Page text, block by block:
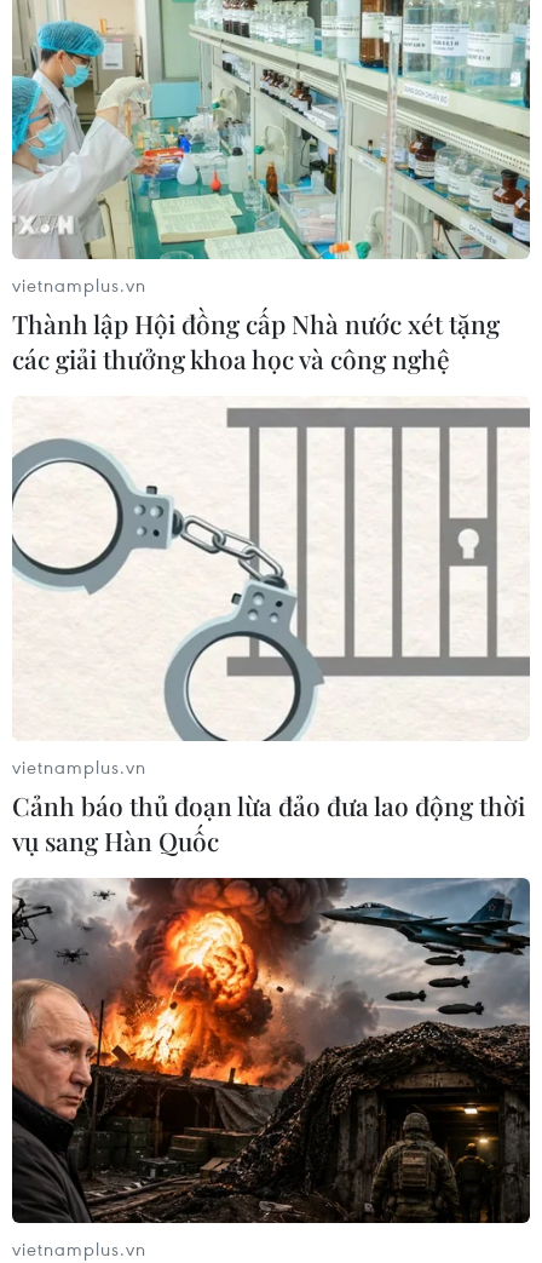
vietnamplus.vn
Thành lập Hội đồng cấp Nhà nước xét tặng
các giải thưởng khoa học và công nghệ
vietnamplus.vn
Cảnh báo thủ đoạn lừa đảo đưa lao động thời
vụ sang Hàn Quốc
vietnamplus.vn